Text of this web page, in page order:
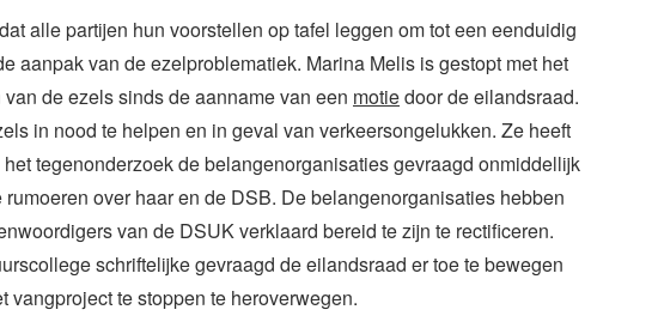
alle partijen hun voorstellen op tafel leggen om tot een eenduidig
aanpak van de ezelproblematiek. Marina Melis is gestopt met het
de ezels sinds de aanname van een motiedoor de eilandsraad.
in nood te helpen en in geval van verkeersongelukken. Ze heeft
tegenonderzoek de belangenorganisaties gevraagd onmiddellijk
over haar en de DSB. De belangenorganisaties hebben
van de DSUK verklaard bereid te zijn te rectificeren.
schriftelijke gevraagd de eilandsraad er toe te bewegen
vangproject te stoppen te heroverwegen.